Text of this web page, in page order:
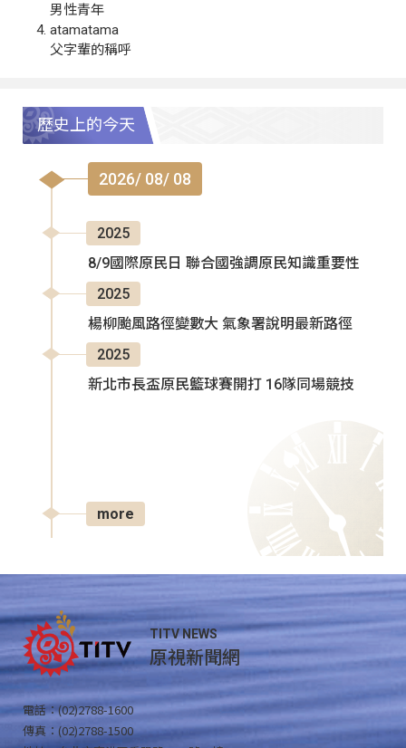
男性青年
atamatama
父字輩的稱呼
歷史上的今天
2026/ 08/ 08
2025
8/9國際原民日 聯合國強調原民知識重要性
2025
楊柳颱風路徑變數大 氣象署說明最新路徑
2025
新北市長盃原民籃球賽開打 16隊同場競技
more
TITV NEWS
原視新聞網
電話：(02)2788-1600
傳真：(02)2788-1500